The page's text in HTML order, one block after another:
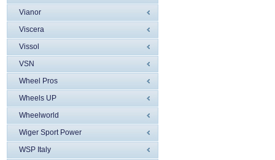
Vianor
Viscera
Vissol
VSN
Wheel Pros
Wheels UP
Wheelworld
Wiger Sport Power
WSP Italy